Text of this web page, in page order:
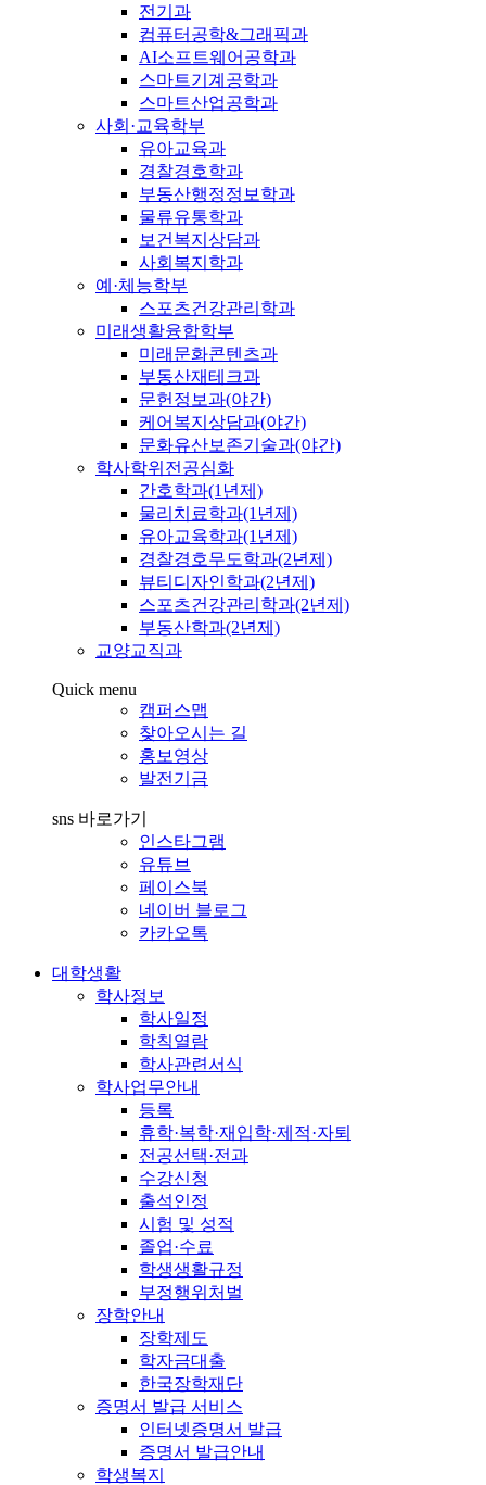
전기과
컴퓨터공학&그래픽과
AI소프트웨어공학과
스마트기계공학과
스마트산업공학과
사회·교육학부
유아교육과
경찰경호학과
부동산행정정보학과
물류유통학과
보건복지상담과
사회복지학과
예·체능학부
스포츠건강관리학과
미래생활융합학부
미래문화콘텐츠과
부동산재테크과
문헌정보과(야간)
케어복지상담과(야간)
문화유산보존기술과(야간)
학사학위전공심화
간호학과(1년제)
물리치료학과(1년제)
유아교육학과(1년제)
경찰경호무도학과(2년제)
뷰티디자인학과(2년제)
스포츠건강관리학과(2년제)
부동산학과(2년제)
교양교직과
Quick menu
캠퍼스맵
찾아오시는 길
홍보영상
발전기금
sns 바로가기
인스타그램
유튜브
페이스북
네이버 블로그
카카오톡
대학생활
학사정보
학사일정
학칙열람
학사관련서식
학사업무안내
등록
휴학·복학·재입학·제적·자퇴
전공선택·전과
수강신청
출석인정
시험 및 성적
졸업·수료
학생생활규정
부정행위처벌
장학안내
장학제도
학자금대출
한국장학재단
증명서 발급 서비스
인터넷증명서 발급
증명서 발급안내
학생복지